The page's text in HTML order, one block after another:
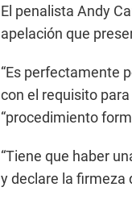
El penalista Andy
apelación que
“Es perfectamente
con el requisito
“procedimiento
“Tiene que haber
y declare la firmeza